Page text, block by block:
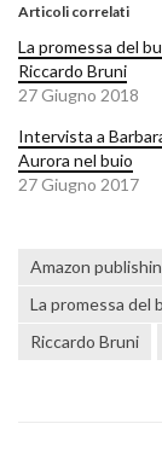
Articoli correlati
La promessa del
Riccardo Bruni
27 Giugno 2018
Intervista a
Aurora nel buio
27 Giugno 2017
Amazon
La promessa del
Riccardo Bruni